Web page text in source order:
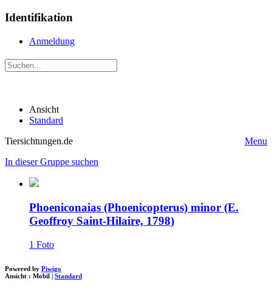
Identifikation
Anmeldung
Ansicht
Standard
Tiersichtungen.de
Menu
In dieser Gruppe suchen
Phoeniconaias (Phoenicopterus) minor (E.
Geoffroy Saint-Hilaire, 1798)
1 Foto
Powered by Piwigo
Ansicht : Mobil Standard